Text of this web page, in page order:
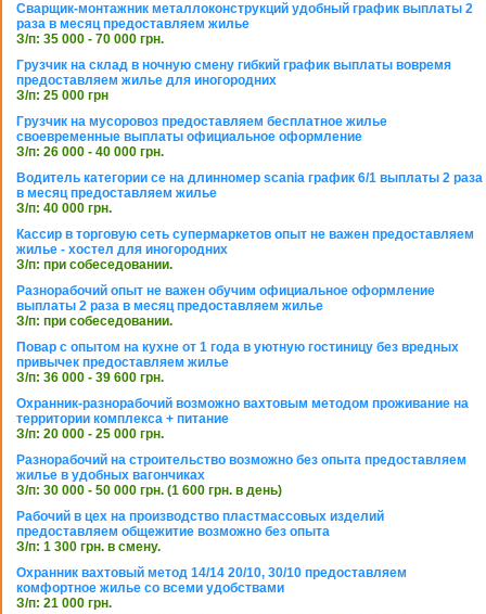
Сварщик-монтажник металлоконструкций удобный график выплаты 2
раза в месяц предоставляем жилье
З/п: 35 000 - 70 000 грн.
Грузчик на склад в ночную смену гибкий график выплаты вовремя
предоставляем жилье для иногородних
З/п: 25 000 грн
Грузчик на мусоровоз предоставляем бесплатное жилье
своевременные выплаты официальное оформление
З/п: 26 000 - 40 000 грн.
Водитель категории се на длинномер scania график 6/1 выплаты 2 раза
в месяц предоставляем жилье
З/п: 40 000 грн.
Кассир в торговую сеть супермаркетов опыт не важен предоставляем
жилье - хостел для иногородних
З/п: при собеседовании.
Разнорабочий опыт не важен обучим официальное оформление
выплаты 2 раза в месяц предоставляем жилье
З/п: при собеседовании.
Повар с опытом на кухне от 1 года в уютную гостиницу без вредных
привычек предоставляем жилье
З/п: 36 000 - 39 600 грн.
Охранник-разнорабочий возможно вахтовым методом проживание на
территории комплекса + питание
З/п: 20 000 - 25 000 грн.
Разнорабочий на строительство возможно без опыта предоставляем
жилье в удобных вагончиках
З/п: 30 000 - 50 000 грн. (1 600 грн. в день)
Рабочий в цех на производство пластмассовых изделий
предоставляем общежитие возможно без опыта
З/п: 1 300 грн. в смену.
Охранник вахтовый метод 14/14 20/10, 30/10 предоставляем
комфортное жилье со всеми удобствами
З/п: 21 000 грн.